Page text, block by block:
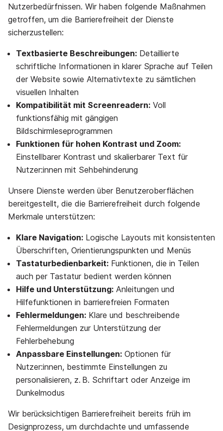
Nutzerbedürfnissen. Wir haben folgende Maßnahmen
getroffen, um die Barrierefreiheit der Dienste
sicherzustellen:
Textbasierte Beschreibungen: Detaillierte
schriftliche Informationen in klarer Sprache auf Teilen
der Website sowie Alternativtexte zu sämtlichen
visuellen Inhalten
Kompatibilität mit Screenreadern: Voll
funktionsfähig mit gängigen
Bildschirmleseprogrammen
Funktionen für hohen Kontrast und Zoom:
Einstellbarer Kontrast und skalierbarer Text für
Nutzer:innen mit Sehbehinderung
Unsere Dienste werden über Benutzeroberflächen
bereitgestellt, die die Barrierefreiheit durch folgende
Merkmale unterstützen:
Klare Navigation: Logische Layouts mit konsistenten
Überschriften, Orientierungspunkten und Menüs
Tastaturbedienbarkeit: Funktionen, die in Teilen
auch per Tastatur bedient werden können
Hilfe und Unterstützung: Anleitungen und
Hilfefunktionen in barrierefreien Formaten
Fehlermeldungen: Klare und beschreibende
Fehlermeldungen zur Unterstützung der
Fehlerbehebung
Anpassbare Einstellungen: Optionen für
Nutzer:innen, bestimmte Einstellungen zu
personalisieren, z. B. Schriftart oder Anzeige im
Dunkelmodus
Wir berücksichtigen Barrierefreiheit bereits früh im
Designprozess, um durchdachte und umfassende